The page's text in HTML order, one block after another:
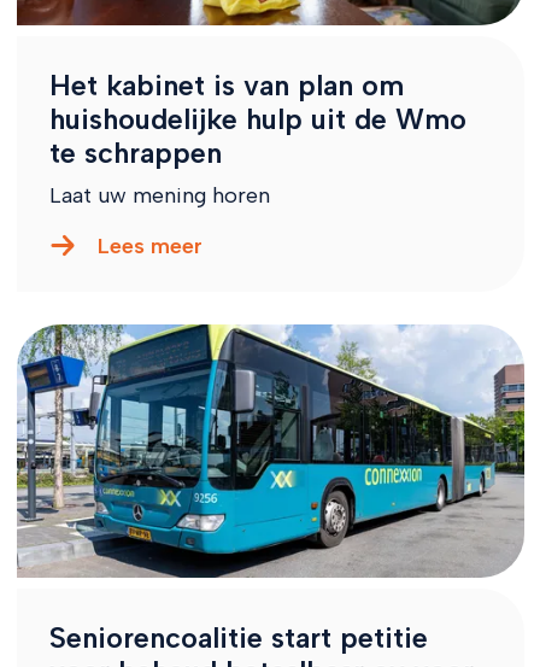
Het kabinet is van plan om
huishoudelijke hulp uit de Wmo
te schrappen
Laat uw mening horen
Lees meer
Seniorencoalitie start petitie